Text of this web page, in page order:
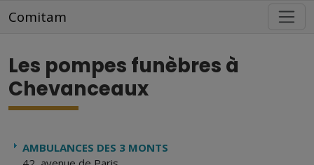
Comitam
Les pompes funèbres à
Chevanceaux
AMBULANCES DES 3 MONTS